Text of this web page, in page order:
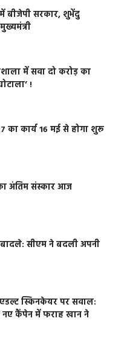
बीजेपी सरकार, शुभेंदु
में सवा दो करोड़ का
!
का कार्य 16 मई से होगा शुरू
अंतिम संस्कार आज
सीएम ने बदली अपनी
स्किनकेयर पर सवाल:
कैंपेन में फराह खान ने